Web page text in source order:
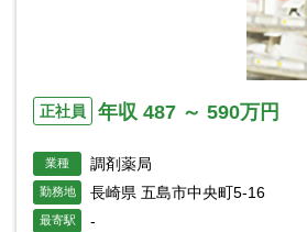
正社員 年収 487 ～ 590万円
業種 調剤薬局
勤務地 長崎県 五島市中央町5-16
最寄駅 -